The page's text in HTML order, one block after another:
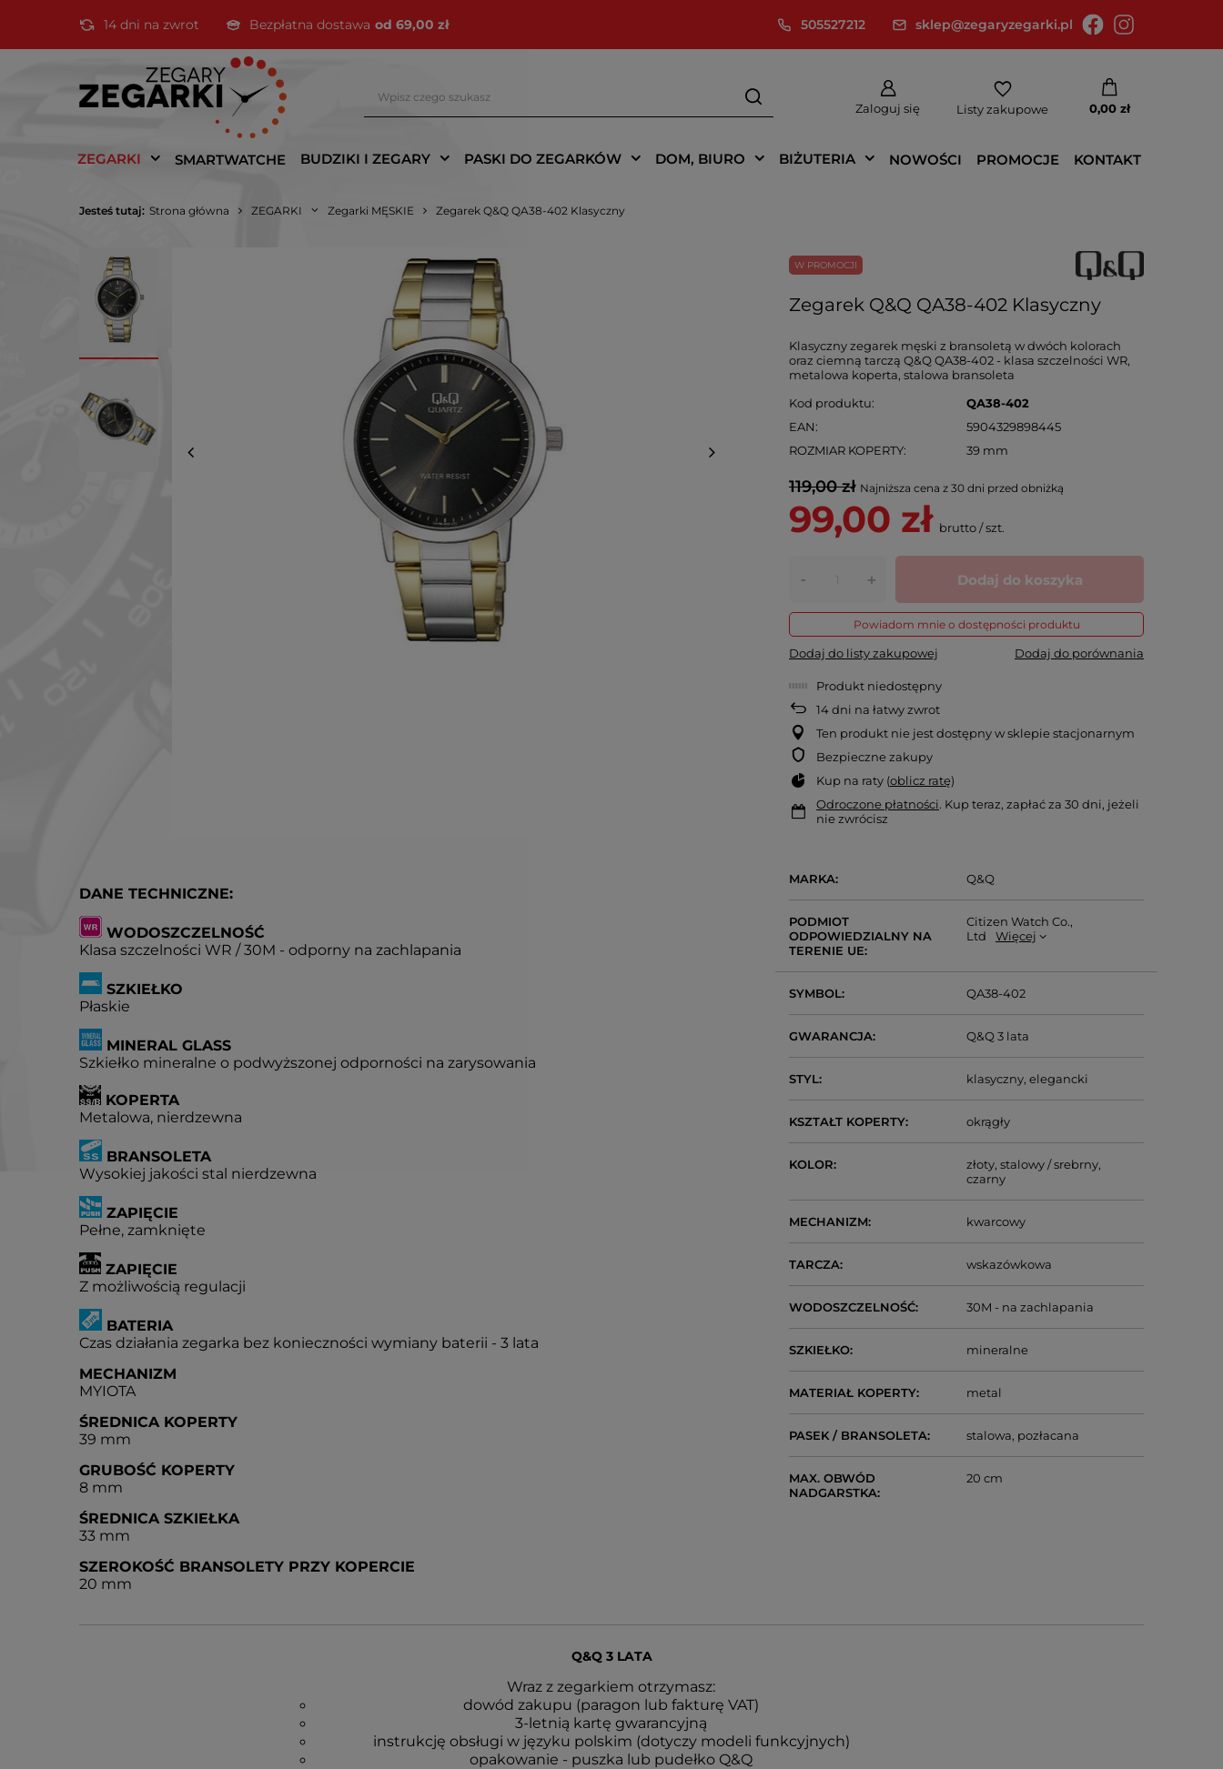
14 dni na zwrot Bezpłatna dostawa od 69,00 zł 505527212 sklep@zegaryzegarki.pl
Zaloguj się Listy zakupowe 0,00 zł
ZEGARKI SMARTWATCHE BUDZIKI I ZEGARY PASKI DO ZEGARKÓW DOM, BIURO BIŻUTERIA NOWOŚCI PROMOCJE KONTAKT
Jesteś tutaj: Strona główna ZEGARKI Zegarki MĘSKIE Zegarek Q&Q QA38-402 Klasyczny
W PROMOCJI
Zegarek Q&Q QA38-402 Klasyczny
Klasyczny zegarek męski z bransoletą w dwóch kolorach
oraz ciemną tarczą Q&Q QA38-402 - klasa szczelności WR,
metalowa koperta, stalowa bransoleta
Kod produktu
QA38-402
EAN
5904329898445
ROZMIAR KOPERTY
39 mm
119,00 zł Najniższa cena z 30 dni przed obniżką
99,00 zł brutto/szt.
- + Dodaj do koszyka
Powiadom mnie o dostępności produktu
Dodaj do listy zakupowej Dodaj do porównania
Produkt niedostępny
14dni na łatwy zwrot
Ten produkt nie jest dostępny w sklepie stacjonarnym
Bezpieczne zakupy
Kup na raty (oblicz ratę)
Odroczone płatności. Kup teraz, zapłać za 30 dni, jeżeli
nie zwrócisz
DANE TECHNICZNE:
WODOSZCZELNOŚĆ
Klasa szczelności WR / 30M - odporny na zachlapania
SZKIEŁKO
Płaskie
MINERAL GLASS
Szkiełko mineralne o podwyższonej odporności na zarysowania
KOPERTA
Metalowa, nierdzewna
BRANSOLETA
Wysokiej jakości stal nierdzewna
ZAPIĘCIE
Pełne, zamknięte
ZAPIĘCIE
Z możliwością regulacji
BATERIA
Czas działania zegarka bez konieczności wymiany baterii - 3 lata
MECHANIZM
MYIOTA
ŚREDNICA KOPERTY
39 mm
GRUBOŚĆ KOPERTY
8 mm
ŚREDNICA SZKIEŁKA
33 mm
SZEROKOŚĆ BRANSOLETY PRZY KOPERCIE
20 mm
MARKA Q&Q
PODMIOT
ODPOWIEDZIALNY NA
TERENIE UE
Citizen Watch Co.,
Ltd
Więcej
SYMBOL QA38-402
GWARANCJA Q&Q 3 lata
STYL klasyczny elegancki
KSZTAŁT KOPERTY okrągły
KOLOR złoty stalowy / srebrny
czarny
MECHANIZM kwarcowy
TARCZA wskazówkowa
WODOSZCZELNOŚĆ 30M - na zachlapania
SZKIEŁKO mineralne
MATERIAŁ KOPERTY metal
PASEK / BRANSOLETA stalowa pozłacana
MAX. OBWÓD
NADGARSTKA
20 cm
Q&Q 3 LATA
Wraz z zegarkiem otrzymasz:
dowód zakupu (paragon lub fakturę VAT)
3-letnią kartę gwarancyjną
instrukcję obsługi w języku polskim (dotyczy modeli funkcyjnych)
opakowanie - puszka lub pudełko Q&Q